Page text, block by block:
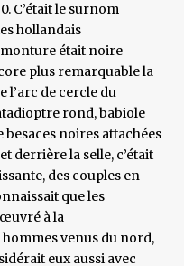
C’était le surnom
hollandais
monture était noire
plus remarquable la
l’arc de cercle du
rond, babiole
besaces noires attachées
derrière la selle, c’était
des couples en
que les
à la
venus du nord,
eux aussi avec